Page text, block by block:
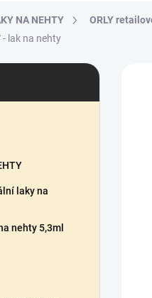
NA NEHTY ORLY
- lak na nehty
laky na
nehty 5,3ml